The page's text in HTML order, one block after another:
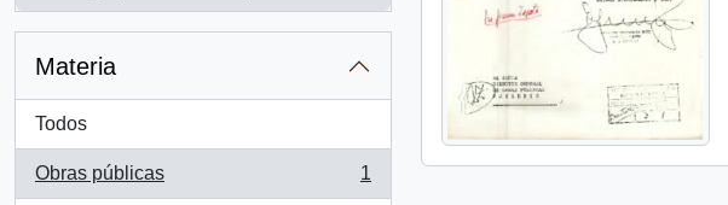
Materia
Todos
Obras públicas
, 1 resultados
1